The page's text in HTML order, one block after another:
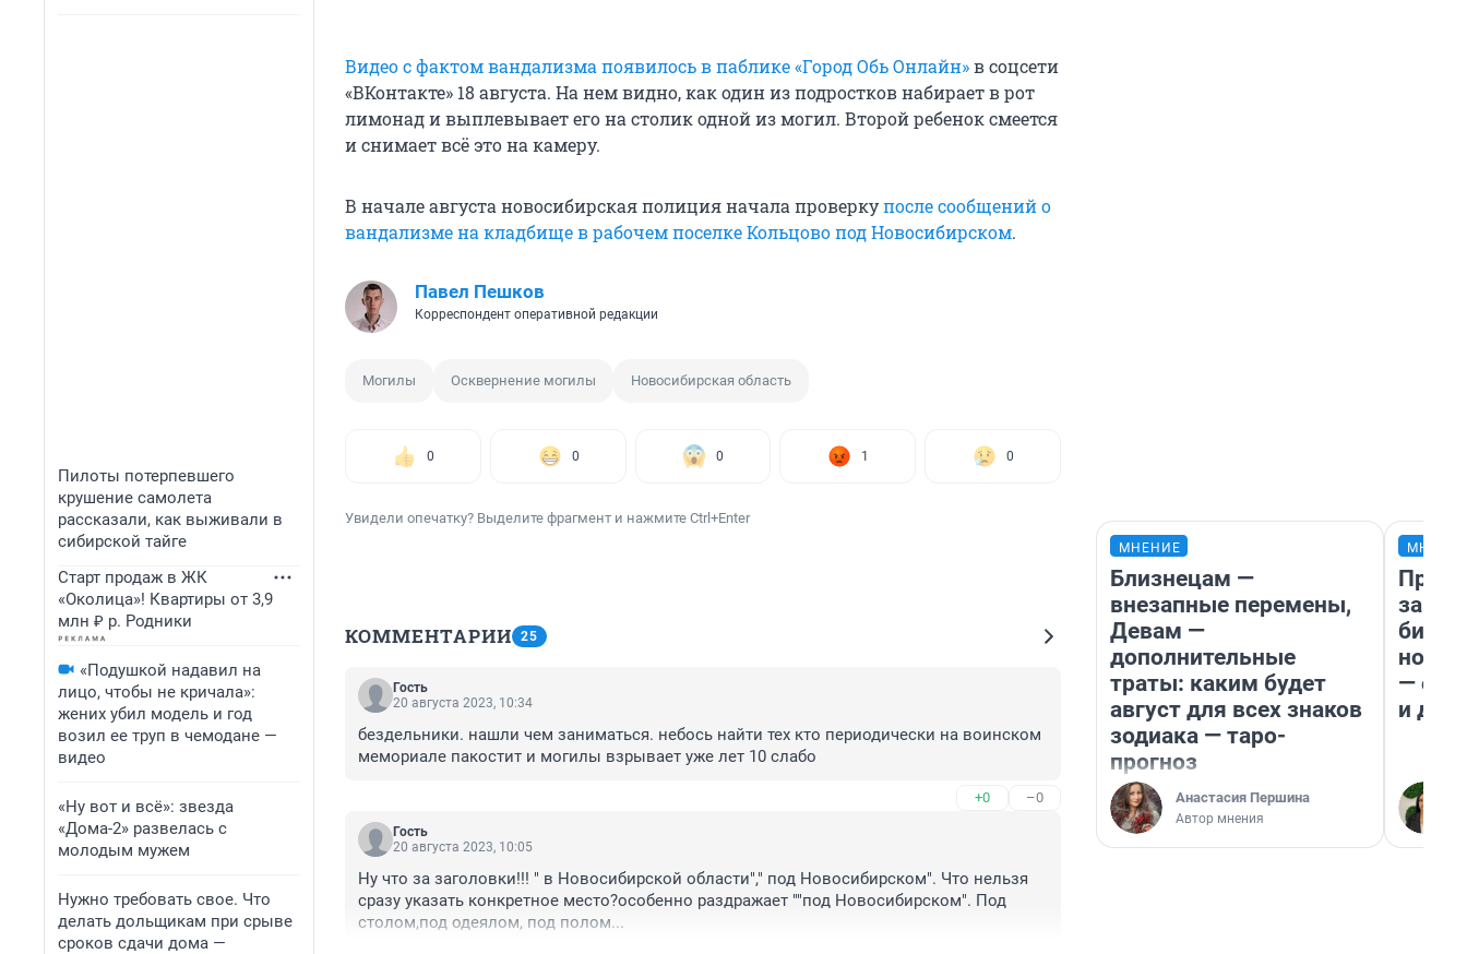
Пилоты потерпевшего
крушение самолета
рассказали, как выживали в
сибирской тайге
Старт продаж в ЖК
«Околица»! Квартиры от 3,9
млн ₽ р. Родники
«Подушкой надавил на
лицо, чтобы не кричала»:
жених убил модель и год
возил ее труп в чемодане —
видео
«Ну вот и всё»: звезда
«Дома-2» развелась с
молодым мужем
Нужно требовать свое. Что
делать дольщикам при срыве
сроков сдачи дома —
Видео с фактом вандализма появилось в паблике «Город Обь Онлайн»в соцсети
«ВКонтакте» 18 августа. На нем видно, как один из подростков набирает в рот
лимонад и выплевывает его на столик одной из могил. Второй ребенок смеется
и снимает всё это на камеру.
В начале августа новосибирская полиция начала проверкупосле сообщений о
вандализме на кладбище в рабочем поселке Кольцово под Новосибирском.
Павел Пешков
Корреспондент оперативной редакции
Могилы Осквернение могилы Новосибирская область
0 0 0 1 0
Увидели опечатку? Выделите фрагмент и нажмите Ctrl+Enter
КОММЕНТАРИИ 25
Гость
20 августа 2023, 10:34
бездельники. нашли чем заниматься. небось найти тех кто периодически на воинском
мемориале пакостит и могилы взрывает уже лет 10 слабо
+0 –0
Гость
20 августа 2023, 10:05
Ну что за заголовки!!! " в Новосибирской области"," под Новосибирском". Что нельзя
сразу указать конкретное место?особенно раздражает ""под Новосибирском". Под
столом,под одеялом, под полом...
МНЕНИЕ
Близнецам —
внезапные перемены,
Девам —
дополнительные
траты: каким будет
август для всех знаков
зодиака — таро-
прогноз
Анастасия Першина
Автор мнения
— он
и